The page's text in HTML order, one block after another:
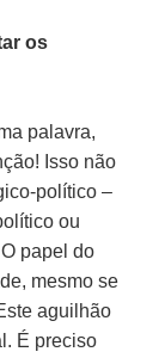
os
palavra,
Isso não
político –
ou
papel do
mesmo se
aguilhão
É preciso